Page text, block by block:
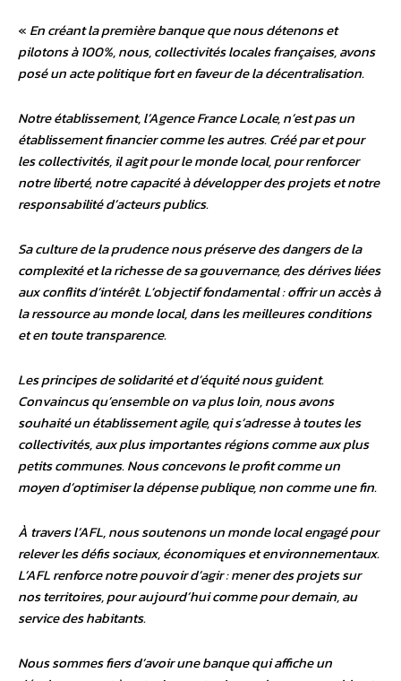
« En créant la première banque que nous détenons et
pilotons à 100%, nous, collectivités locales françaises, avons
posé un acte politique fort en faveur de la décentralisation.
Notre établissement, l’Agence France Locale, n’est pas un
établissement financier comme les autres. Créé par et pour
les collectivités, il agit pour le monde local, pour renforcer
notre liberté, notre capacité à développer des projets et notre
responsabilité d’acteurs publics.
Sa culture de la prudence nous préserve des dangers de la
complexité et la richesse de sa gouvernance, des dérives liées
aux conflits d’intérêt. L’objectif fondamental : offrir un accès à
la ressource au monde local, dans les meilleures conditions
et en toute transparence.
Les principes de solidarité et d’équité nous guident.
Convaincus qu’ensemble on va plus loin, nous avons
souhaité un établissement agile, qui s’adresse à toutes les
collectivités, aux plus importantes régions comme aux plus
petits communes. Nous concevons le profit comme un
moyen d’optimiser la dépense publique, non comme une fin.
À travers l’AFL, nous soutenons un monde local engagé pour
relever les défis sociaux, économiques et environnementaux.
L’AFL renforce notre pouvoir d’agir : mener des projets sur
nos territoires, pour aujourd’hui comme pour demain, au
service des habitants.
Nous sommes fiers d’avoir une banque qui affiche un